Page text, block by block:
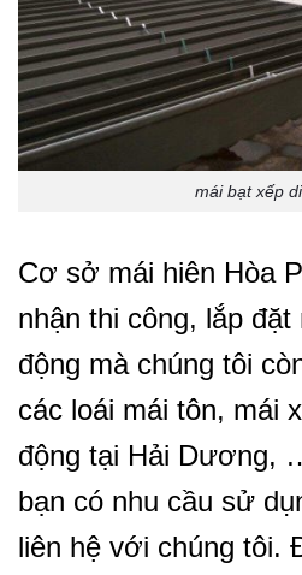
mái bạt xếp
Cơ sở mái hiên Hòa
nhận thi công, lắp đặt
động mà chúng tôi
các loái mái tôn, mái
động tại Hải Dương,
bạn có nhu cầu sử
liên hệ với chúng tôi.